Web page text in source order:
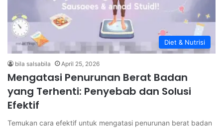
Diet & Nutrisi
bila salsabila April 25, 2026
Mengatasi Penurunan Berat Badan
yang Terhenti: Penyebab dan Solusi
Efektif
Temukan cara efektif untuk mengatasi penurunan berat badan